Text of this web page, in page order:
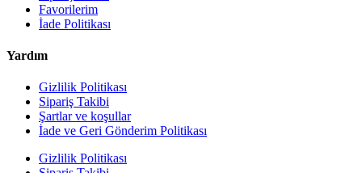
Favorilerim
İade Politikası
Yardım
Gizlilik Politikası
Sipariş Takibi
Şartlar ve koşullar
İade ve Geri Gönderim Politikası
Gizlilik Politikası